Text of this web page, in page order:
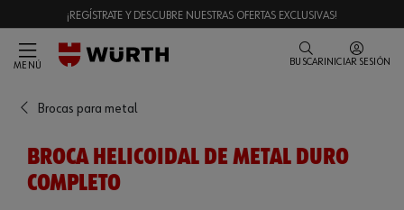
¡REGÍSTRATE Y DESCUBRE NUESTRAS OFERTAS EXCLUSIVAS!
MENÚ BUSCAR INICIAR SESIÓN
Brocas para metal
BROCA HELICOIDAL DE METAL DURO
COMPLETO